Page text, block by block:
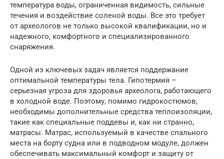
температура воды, ограниченная видимость, сильные
течения и воздействие соленой воды. Все это требует
от археологов не только высокой квалификации, но и
надежного, комфортного и специализированного
снаряжения.
Одной из ключевых задач является поддержание
оптимальной температуры тела. Гипотермия –
серьезная угроза для здоровья археолога, работающего
в холодной воде. Поэтому, помимо гидрокостюмов,
необходимы дополнительные средства теплоизоляции,
такие как специальные поддевы и, как ни странно,
матрасы. Матрас, используемый в качестве спального
места на борту судна или в подводном модуле, должен
обеспечивать максимальный комфорт и защиту от